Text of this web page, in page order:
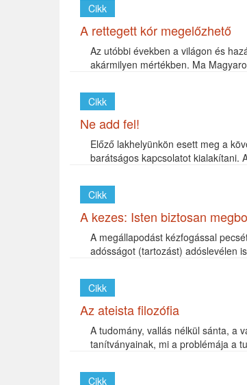
Cikk
A rettegett kór megelőzhető
Az utóbbi években a világon és
akármilyen mértékben. Ma
Cikk
Ne add fel!
Előző lakhelyünkön esett meg a
barátságos kapcsolatot kialakítani.
Cikk
A kezes: Isten biztosan
A megállapodást kézfogással
adósságot (tartozást) adóslevélen
Cikk
Az ateista filozófia
A tudomány, vallás nélkül sánta, a
tanítványainak, mi a problémája a
Cikk